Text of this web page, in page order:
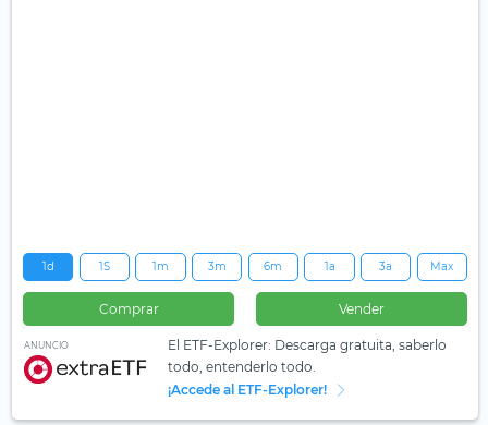
1d 1S 1m 3m 6m 1a 3a Max
Comprar Vender
ANUNCIO
El ETF-Explorer: Descarga gratuita, saberlo
todo, entenderlo todo.
¡Accede al ETF-Explorer!